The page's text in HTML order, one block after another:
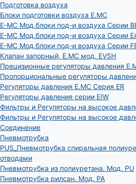
Подготовка воздуха
Блоки подготовки воздуха E.MC
E-MC Мод.блоки под-и воздуха Серии
E-MC Мод.блоки под-и воздуха Серии
E-MC Мод.блоки под-и воздуха Серии
Клапан запорный, E.MC мод. EVSH
Прецизионные регуляторы давления
Пропорциональные регуляторы
Регуляторы давления E.MC Серия ER
Регуляторы давления серии EIW
Фильтры и Регуляторы на высокое
Фильтры и Регуляторы на высокое
Соединение
Пневмотрубка
PUS_Пневмотрубка спиральная
отводами
Пневмотрубка из полиуретана. Мод. РU
Пневмотрубка рилсан. Мод. PA